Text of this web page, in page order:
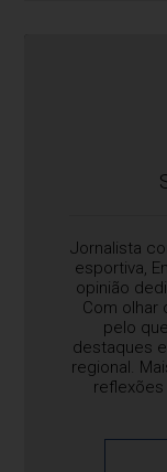
Jornalista
esportiva,
opinião
Com olhar
pelo
destaques
regional.